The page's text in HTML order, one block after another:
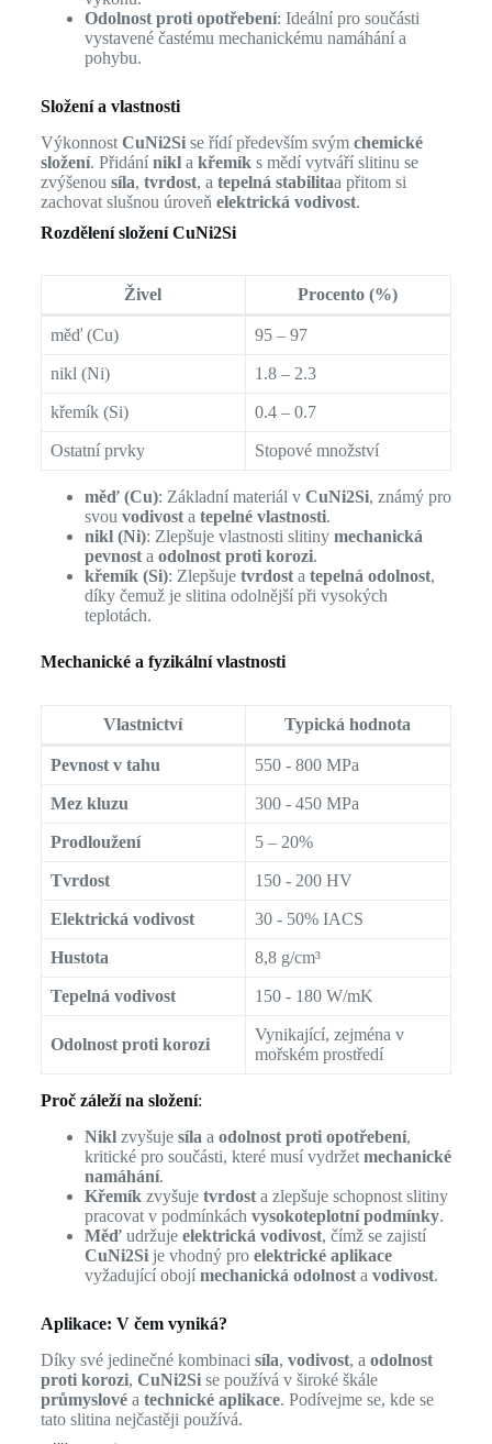
Odolnost proti opotřebení: Ideální pro součásti
vystavené častému mechanickému namáhání a
pohybu.
Složení a vlastnosti
Výkonnost CuNi2Sise řídí především svým chemické
složení. Přidání nikla křemíks mědí vytváří slitinu se
zvýšenou síla, tvrdost, a tepelná stabilitaa přitom si
zachovat slušnou úroveň elektrická vodivost.
Rozdělení složení CuNi2Si
Živel Procento (%)
měď (Cu) 95 – 97
nikl (Ni) 1.8 – 2.3
křemík (Si) 0.4 – 0.7
Ostatní prvky Stopové množství
měď (Cu): Základní materiál v CuNi2Si, známý pro
svou vodivosta tepelné vlastnosti.
nikl (Ni): Zlepšuje vlastnosti slitiny mechanická
pevnosta odolnost proti korozi.
křemík (Si): Zlepšuje tvrdosta tepelná odolnost,
díky čemuž je slitina odolnější při vysokých
teplotách.
Mechanické a fyzikální vlastnosti
Vlastnictví Typická hodnota
Pevnost v tahu 550 - 800 MPa
Mez kluzu 300 - 450 MPa
Prodloužení 5 – 20%
Tvrdost 150 - 200 HV
Elektrická vodivost 30 - 50% IACS
Hustota 8,8 g/cm³
Tepelná vodivost 150 - 180 W/mK
Odolnost proti korozi
Vynikající, zejména v
mořském prostředí
Proč záleží na složení:
Niklzvyšuje síla a odolnost proti opotřebení,
kritické pro součásti, které musí vydržet mechanické
namáhání.
Křemíkzvyšuje tvrdosta zlepšuje schopnost slitiny
pracovat v podmínkách vysokoteplotní podmínky.
Měďudržuje elektrická vodivost, čímž se zajistí
CuNi2Sije vhodný pro elektrické aplikace
vyžadující obojí mechanická odolnosta vodivost.
Aplikace: V čem vyniká?
Díky své jedinečné kombinaci síla, vodivost, a odolnost
proti korozi, CuNi2Sise používá v široké škále
průmyslovéa technické aplikace. Podívejme se, kde se
tato slitina nejčastěji používá.